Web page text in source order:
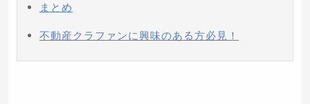
まとめ
不動産クラファンに興味のある方必見！